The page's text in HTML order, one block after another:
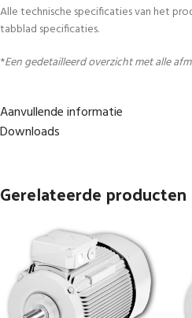
Alle technische specificaties van het
tabblad specificaties.
*Een gedetailleerd overzicht met alle
Aanvullende informatie
Downloads
Gerelateerde producten